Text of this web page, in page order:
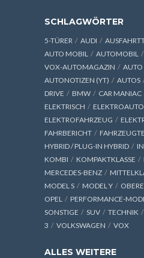
SCHLAGWÖRTER
5-TÜRER AUDI
AUTO MOBIL
AUTOMOBIL
VOX-AUTOMAGAZIN
AUTO
AUTONOTIZEN (YT)
AUTOS
DRIVE
BMW CAR MANIAC
ELEKTRISCH
ELEKTROFAHRZEUG
FAHRBERICHT
HYBRID / PLUG-IN HYBRID
KOMBI
KOMPAKTKLASSE
MERCEDES-BENZ
MODEL S
MODEL Y
OPEL
PERFORMANCE-
SONSTIGE
SUV TECHNIK
3
VOLKSWAGEN VOX
ALLES WEITERE